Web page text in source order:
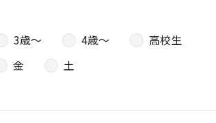
3歳〜 4歳〜
高校生
金
土